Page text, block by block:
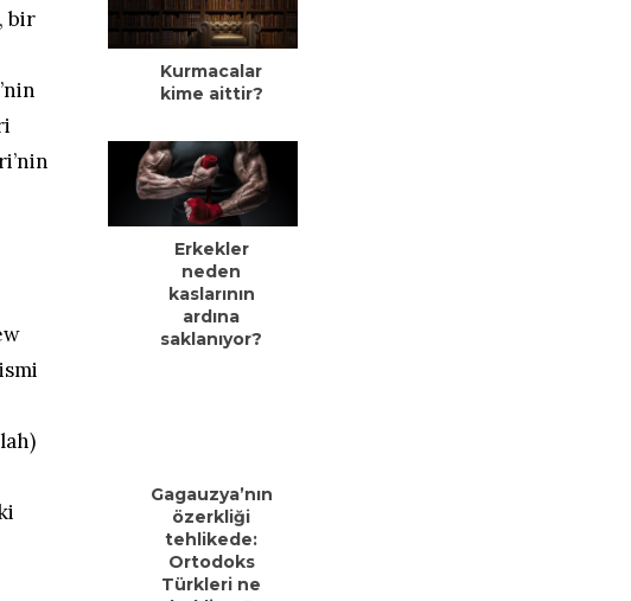
bir
Kurmacalar
kime aittir?
Erkekler
neden
kaslarının
ardına
saklanıyor?
Gagauzya’nın
özerkliği
tehlikede:
Ortodoks
Türkleri ne